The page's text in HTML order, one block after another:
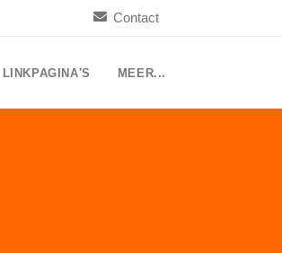
Contact
LINKPAGINA'S MEER...